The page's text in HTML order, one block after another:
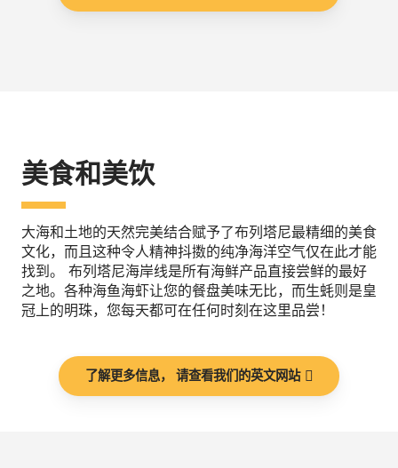
美食和美饮
大海和土地的天然完美结合赋予了布列塔尼最精细的美食
文化，而且这种令人精神抖擞的纯净海洋空气仅在此才能
找到。 布列塔尼海岸线是所有海鲜产品直接尝鲜的最好
之地。各种海鱼海虾让您的餐盘美味无比，而生蚝则是皇
冠上的明珠，您每天都可在任何时刻在这里品尝！
了解更多信息， 请查看我们的英文网站